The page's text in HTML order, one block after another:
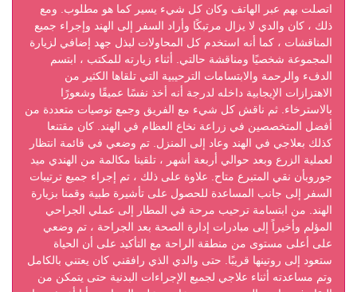
اتصلت بهم عبر الهاتف وكان كل شيء يسير كما هو مطلوب. ومع
ذلك ، كان والدي لا يزال مرتبكًا وأراد السفر إلى الهند وإجراء جميع
المناقشات ، كما أنه استخدم كل المحاولات لبذل جهد إضافي لزيارة
المجموعة شخصيًا ومناقشة حالتي. أثناء زيارته للمكتب ، ابتسم
الدفء والرحمة والابتسامات الترحيبية التي تلقاها الكثير من
الاهتزازات الإيجابية داخله لدرجة أنه أخذ نفسًا عميقًا وشعورًا
بالاسترخاء. ثم ناقش كل شيء مع الفريق وجمع توصيات متعددة من
أفضل المتخصصين في زراعة نخاع العظام في الهند. كان مقتنعا
كذلك بعلاجي في الهند وعاد إلى المنزل. تم وضعي في قائمة انتظار
لعملية الزرع وبعد حوالي أربعة أشهر ، تلقينا مكالمة من الهندي ميد
جوروبأن نقي المتبرع متاح. علاوة على ذلك ، تم إجراء جميع ترتيبات
السفر إلى جانب المساعدة للحصول على تأشيرة طبية وقمنا بزيارة
الهند. من ابتسامة ترحيب مرحة في المطار إلى عملي الجراحي
المؤلم وأخيراً إلى مبادرات إدارة الصحة بعد الجراحة ، تم وضعي
على أعلى مستوى من منطقة الراحة مع التأكيد على أن الحياة
ستعود إلى روتينها قريبًا. حتى والدي الذي رافقني كان يعتني بالكامل
وتم مساعدته أثناء علاجي لجميع الإجراءات البدنية حتى يتمكن من